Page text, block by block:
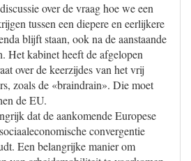
over de vraag hoe we een
tussen een diepere en eerlijkere
blijft staan, ook na de aanstaande
Het kabinet heeft de afgelopen
over de keerzijdes van het vrij
zoals de «braindrain». Die moet
de EU.
dat de aankomende Europese
convergentie
Een belangrijke manier om